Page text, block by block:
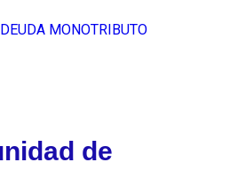
MONOTRIBUTO
de